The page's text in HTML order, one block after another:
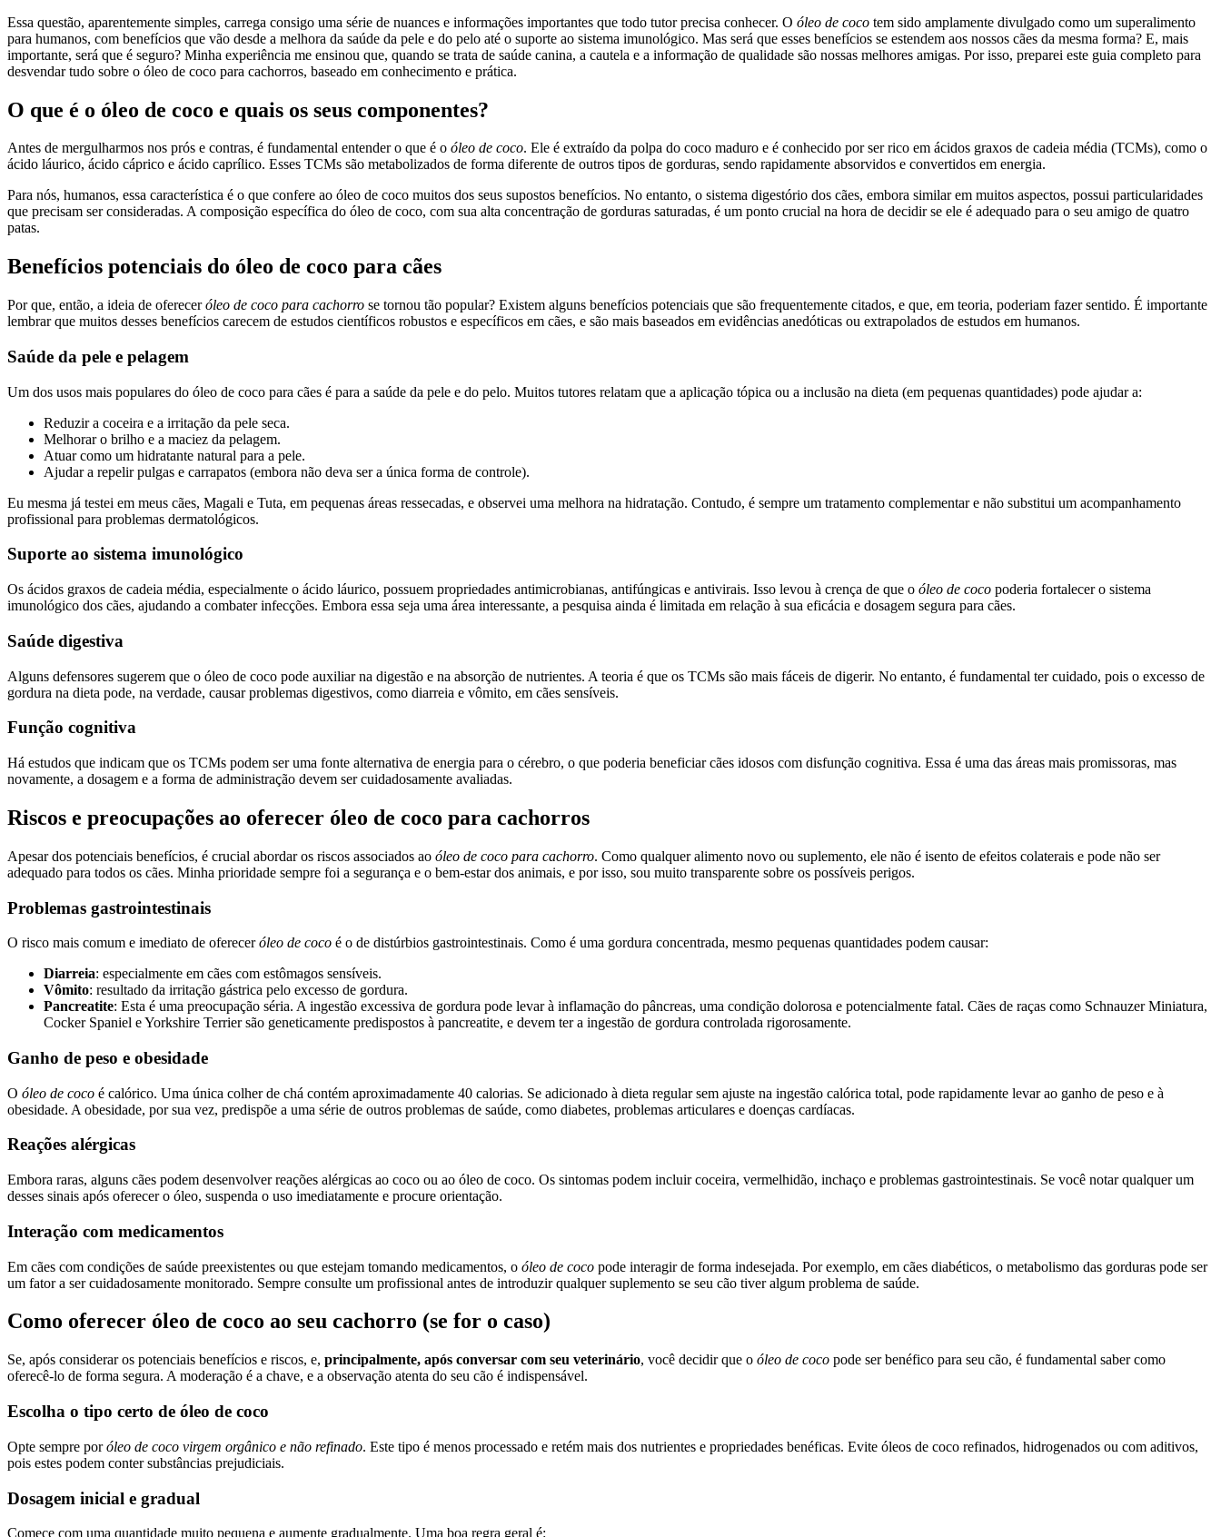
Essa questão, aparentemente simples, carrega consigo uma série de nuances e informações importantes que todo tutor precisa conhecer. O óleo de coco tem sido amplamente divulgado como um superalimento
para humanos, com benefícios que vão desde a melhora da saúde da pele e do pelo até o suporte ao sistema imunológico. Mas será que esses benefícios se estendem aos nossos cães da mesma forma? E, mais
importante, será que é seguro? Minha experiência me ensinou que, quando se trata de saúde canina, a cautela e a informação de qualidade são nossas melhores amigas. Por isso, preparei este guia completo para
desvendar tudo sobre o óleo de coco para cachorros, baseado em conhecimento e prática.
O que é o óleo de coco e quais os seus componentes?
Antes de mergulharmos nos prós e contras, é fundamental entender o que é o óleo de coco. Ele é extraído da polpa do coco maduro e é conhecido por ser rico em ácidos graxos de cadeia média (TCMs), como o
ácido láurico, ácido cáprico e ácido caprílico. Esses TCMs são metabolizados de forma diferente de outros tipos de gorduras, sendo rapidamente absorvidos e convertidos em energia.
Para nós, humanos, essa característica é o que confere ao óleo de coco muitos dos seus supostos benefícios. No entanto, o sistema digestório dos cães, embora similar em muitos aspectos, possui particularidades
que precisam ser consideradas. A composição específica do óleo de coco, com sua alta concentração de gorduras saturadas, é um ponto crucial na hora de decidir se ele é adequado para o seu amigo de quatro
patas.
Benefícios potenciais do óleo de coco para cães
Por que, então, a ideia de ofereceróleo de coco para cachorro se tornou tão popular? Existem alguns benefícios potenciais que são frequentemente citados, e que, em teoria, poderiam fazer sentido. É importante
lembrar que muitos desses benefícios carecem de estudos científicos robustos e específicos em cães, e são mais baseados em evidências anedóticas ou extrapolados de estudos em humanos.
Saúde da pele e pelagem
Um dos usos mais populares do óleo de coco para cães é para a saúde da pele e do pelo. Muitos tutores relatam que a aplicação tópica ou a inclusão na dieta (em pequenas quantidades) pode ajudar a:
Reduzir a coceira e a irritação da pele seca.
Melhorar o brilho e a maciez da pelagem.
Atuar como um hidratante natural para a pele.
Ajudar a repelir pulgas e carrapatos (embora não deva ser a única forma de controle).
Eu mesma já testei em meus cães, Magali e Tuta, em pequenas áreas ressecadas, e observei uma melhora na hidratação. Contudo, é sempre um tratamento complementar e não substitui um acompanhamento
profissional para problemas dermatológicos.
Suporte ao sistema imunológico
Os ácidos graxos de cadeia média, especialmente o ácido láurico, possuem propriedades antimicrobianas, antifúngicas e antivirais. Isso levou à crença de que o óleo de coco poderia fortalecer o sistema
imunológico dos cães, ajudando a combater infecções. Embora essa seja uma área interessante, a pesquisa ainda é limitada em relação à sua eficácia e dosagem segura para cães.
Saúde digestiva
Alguns defensores sugerem que o óleo de coco pode auxiliar na digestão e na absorção de nutrientes. A teoria é que os TCMs são mais fáceis de digerir. No entanto, é fundamental ter cuidado, pois o excesso de
gordura na dieta pode, na verdade, causar problemas digestivos, como diarreia e vômito, em cães sensíveis.
Função cognitiva
Há estudos que indicam que os TCMs podem ser uma fonte alternativa de energia para o cérebro, o que poderia beneficiar cães idosos com disfunção cognitiva. Essa é uma das áreas mais promissoras, mas
novamente, a dosagem e a forma de administração devem ser cuidadosamente avaliadas.
Riscos e preocupações ao oferecer óleo de coco para cachorros
Apesar dos potenciais benefícios, é crucial abordar os riscos associados ao óleo de coco para cachorro. Como qualquer alimento novo ou suplemento, ele não é isento de efeitos colaterais e pode não ser
adequado para todos os cães. Minha prioridade sempre foi a segurança e o bem-estar dos animais, e por isso, sou muito transparente sobre os possíveis perigos.
Problemas gastrointestinais
O risco mais comum e imediato de ofereceróleo de coco é o de distúrbios gastrointestinais. Como é uma gordura concentrada, mesmo pequenas quantidades podem causar:
Diarreia: especialmente em cães com estômagos sensíveis.
Vômito: resultado da irritação gástrica pelo excesso de gordura.
Pancreatite: Esta é uma preocupação séria. A ingestão excessiva de gordura pode levar à inflamação do pâncreas, uma condição dolorosa e potencialmente fatal. Cães de raças como Schnauzer Miniatura,
Cocker Spaniel e Yorkshire Terrier são geneticamente predispostos à pancreatite, e devem ter a ingestão de gordura controlada rigorosamente.
Ganho de peso e obesidade
O óleo de coco é calórico. Uma única colher de chá contém aproximadamente 40 calorias. Se adicionado à dieta regular sem ajuste na ingestão calórica total, pode rapidamente levar ao ganho de peso e à
obesidade. A obesidade, por sua vez, predispõe a uma série de outros problemas de saúde, como diabetes, problemas articulares e doenças cardíacas.
Reações alérgicas
Embora raras, alguns cães podem desenvolver reações alérgicas ao coco ou ao óleo de coco. Os sintomas podem incluir coceira, vermelhidão, inchaço e problemas gastrointestinais. Se você notar qualquer um
desses sinais após oferecer o óleo, suspenda o uso imediatamente e procure orientação.
Interação com medicamentos
Em cães com condições de saúde preexistentes ou que estejam tomando medicamentos, o óleo de coco pode interagir de forma indesejada. Por exemplo, em cães diabéticos, o metabolismo das gorduras pode ser
um fator a ser cuidadosamente monitorado. Sempre consulte um profissional antes de introduzir qualquer suplemento se seu cão tiver algum problema de saúde.
Como oferecer óleo de coco ao seu cachorro (se for o caso)
Se, após considerar os potenciais benefícios e riscos, e, principalmente, após conversar com seu veterinário, você decidir que o óleo de coco pode ser benéfico para seu cão, é fundamental saber como
oferecê-lo de forma segura. A moderação é a chave, e a observação atenta do seu cão é indispensável.
Escolha o tipo certo de óleo de coco
Opte sempre poróleo de coco virgem orgânico e não refinado. Este tipo é menos processado e retém mais dos nutrientes e propriedades benéficas. Evite óleos de coco refinados, hidrogenados ou com aditivos,
pois estes podem conter substâncias prejudiciais.
Dosagem inicial e gradual
Comece com uma quantidade muito pequena e aumente gradualmente. Uma boa regra geral é: